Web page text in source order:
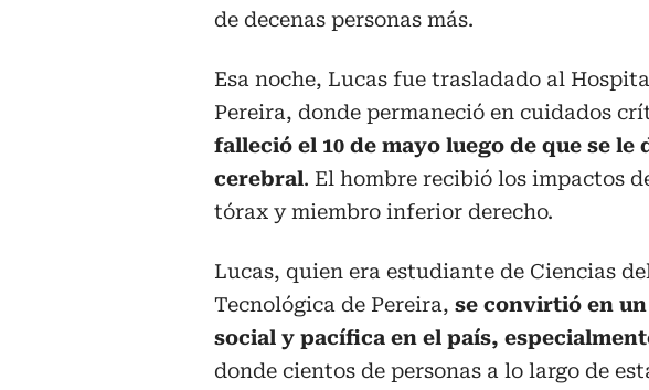
de decenas personas más.
Esa noche, Lucas fue trasladado al
Pereira, donde permaneció en cuidados
falleció el 10 de mayo luego de que se
cerebral. El hombre recibió los impactos
tórax y miembro inferior derecho.
Lucas, quien era estudiante de Ciencias
Tecnológica de Pereira, se convirtió en
social y pacífica en el país,
donde cientos de personas a lo largo de